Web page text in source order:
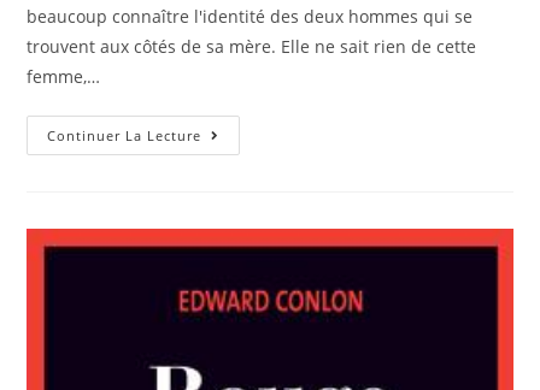
beaucoup connaître l'identité des deux hommes qui se
trouvent aux côtés de sa mère. Elle ne sait rien de cette
femme,…
Continuer La Lecture